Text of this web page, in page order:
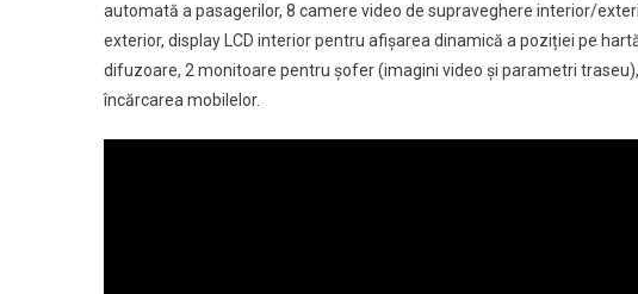
automată a pasagerilor, 8 camere video de supraveghere interior/
exterior, display LCD interior pentru afișarea dinamică a poziției pe
difuzoare, 2 monitoare pentru șofer (imagini video și parametri
încărcarea mobilelor.